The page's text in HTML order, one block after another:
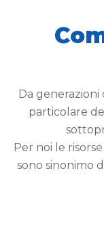
Da generazioni
particolare
Per noi le
sono sinonimo